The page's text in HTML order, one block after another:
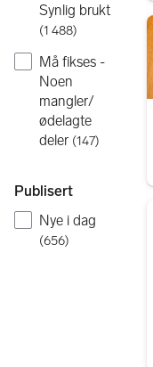
Synlig brukt
(1 488)
Må fikses -
Noen
mangler/
ødelagte
deler (147)
Publisert
Nye i dag
(656)